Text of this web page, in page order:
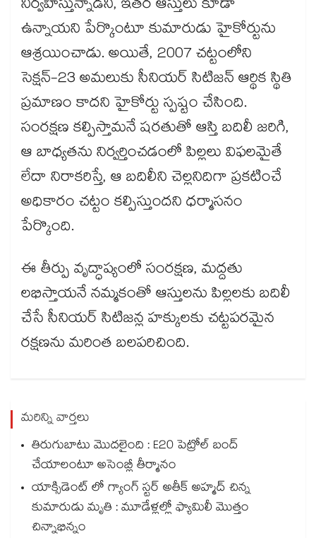
నిర్వహిస్తున్నాడని, ఇతర ఆస్తులు కూడా
ఉన్నాయని పేర్కొంటూ కుమారుడు హైకోర్టును
ఆశ్రయించాడు. అయితే, 2007 చట్టంలోని
సెక్షన్-23 అమలుకు సీనియర్ సిటిజన్ ఆర్థిక స్థితి
ప్రమాణం కాదని హైకోర్టు స్పష్టం చేసింది.
సంరక్షణ కల్పిస్తామనే షరతుతో ఆస్తి బదిలీ జరిగి,
ఆ బాధ్యతను నిర్వర్తించడంలో పిల్లలు విఫలమైతే
లేదా నిరాకరిస్తే, ఆ బదిలీని చెల్లనిదిగా ప్రకటించే
అధికారం చట్టం కల్పిస్తుందని ధర్మాసనం
పేర్కొంది.
ఈ తీర్పు వృద్ధాప్యంలో సంరక్షణ, మద్దతు
లభిస్తాయనే నమ్మకంతో ఆస్తులను పిల్లలకు బదిలీ
చేసే సీనియర్ సిటిజన్ల హక్కులకు చట్టపరమైన
రక్షణను మరింత బలపరిచింది.
మరిన్ని వార్తలు
తిరుగుబాటు మొదలైంది : E20 పెట్రోల్ బంద్
చేయాలంటూ అసెంబ్లీ తీర్మానం
యాక్సిడెంట్ లో గ్యాంగ్ స్టర్ అతీక్ అహ్మద్ చిన్న
కుమారుడు మృతి : మూడేళ్లల్లో ఫ్యామిలీ మొత్తం
చిన్నాభిన్నం